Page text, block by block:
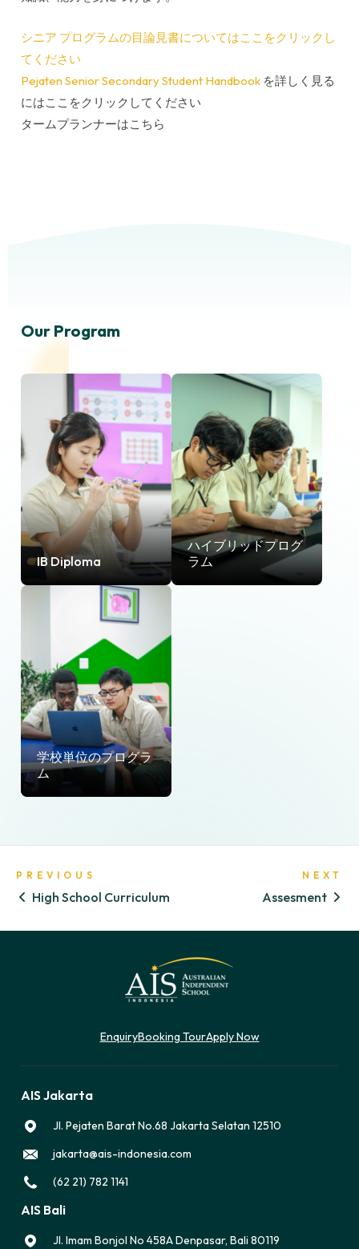
シニア プログラムの目論見書についてはここをクリックし
てください
Pejaten Senior Secondary Student Handbook を詳しく見る
にはここをクリックしてください
タームプランナーはこちら
Our Program
IB Diploma
ハイブリッドプログ
ラム
学校単位のプログラ
ム
PREVIOUS
High School Curriculum
NEXT
Assesment
EnquiryBooking TourApply Now
AIS Jakarta
Jl. Pejaten Barat No.68 Jakarta Selatan 12510
jakarta@ais-indonesia.com
(62 21) 782 1141
AIS Bali
Jl. Imam Bonjol No 458A Denpasar, Bali 80119